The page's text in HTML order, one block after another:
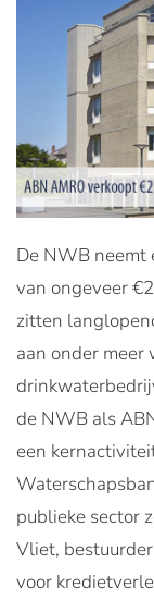
De NWB neemt
van ongeveer
zitten
aan onder meer
de NWB als
een
publieke sector
Vliet,
voor